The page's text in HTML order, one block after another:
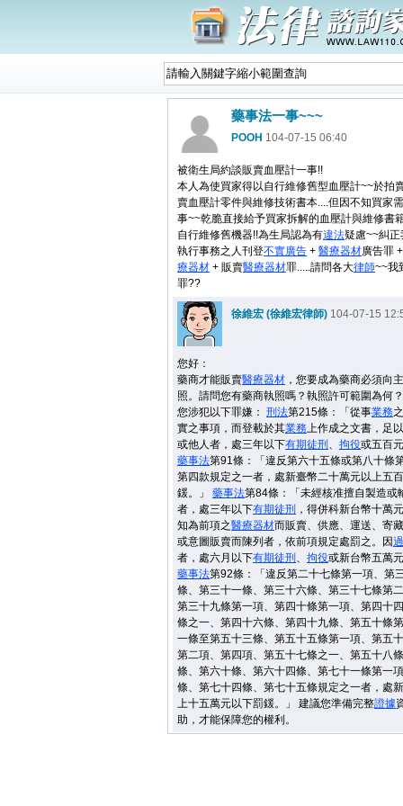
藥事法一事~~~
POOH 104-07-15 06:40
被衛生局約談販賣血壓計一事!!
本人為使買家得以自行維修舊型血壓計~~於拍
賣血壓計零件與維修技術書本....但因不知買家
事~~乾脆直接給予買家拆解的血壓計與維修書
自行維修舊機器!!為生局認為有違法疑慮~~糾正
執行事務之人刊登不實廣告 + 醫療器材廣告罪
療器材 + 販賣醫療器材罪.....請問各大律師~~我
罪??
徐維宏 (徐維宏律師) 104-07-15
您好：
藥商才能販賣醫療器材 ，您要成為藥商必須向
照。請問您有藥商執照嗎？執照許可範圍為何
您涉犯以下罪嫌： 刑法第215條：「從事業務
實之事項，而登載於其業務上作成之文書，足
或他人者，處三年以下有期徒刑 、 拘役或五百
藥事法第91條：「違反第六十五條或第八十條
第四款規定之一者，處新臺幣二十萬元以上五
鍰。」 藥事法第84條：「未經核准擅自製造或
者，處三年以下有期徒刑 ，得併科新台幣十萬
知為前項之醫療器材而販賣、供應、運送、寄藏
或意圖販賣而陳列者，依前項規定處罰之。因
者，處六月以下有期徒刑 、 拘役或新台幣五萬
藥事法第92條：「違反第二十七條第一項、第
條、第三十一條、第三十六條、第三十七條第二
第三十九條第一項、第四十條第一項、第四十
條之一、第四十六條、第四十九條、第五十條
一條至第五十三條、第五十五條第一項、第五十
第二項、第四項、第五十七條之一、第五十八
條、第六十條、第六十四條、第七十一條第一
條、第七十四條、第七十五條規定之一者，處
上十五萬元以下罰鍰。」 建議您準備完整證據
助，才能保障您的權利。